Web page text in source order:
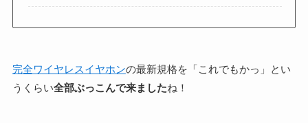
完全ワイヤレスイヤホンの最新規格を「これでもかっ」とい
うくらい全部ぶっこんで来ましたね！